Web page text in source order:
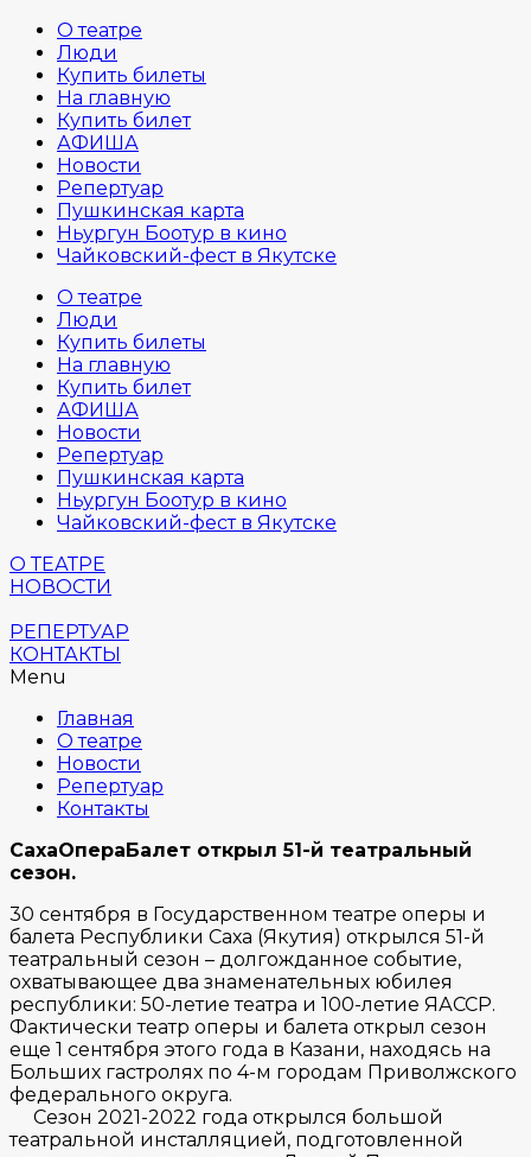
О театре
Люди
Купить билеты
На главную
Купить билет
АФИША
Новости
Репертуар
Пушкинская карта
Ньургун Боотур в кино
Чайковский-фест в Якутске
О театре
Люди
Купить билеты
На главную
Купить билет
АФИША
Новости
Репертуар
Пушкинская карта
Ньургун Боотур в кино
Чайковский-фест в Якутске
О ТЕАТРЕ
НОВОСТИ
РЕПЕРТУАР
КОНТАКТЫ
Menu
Главная
О театре
Новости
Репертуар
Контакты
СахаОпераБалет открыл 51-й театральный
сезон.
30 сентября в Государственном театре оперы и
балета Республики Саха (Якутия) открылся 51-й
театральный сезон – долгожданное событие,
охватывающее два знаменательных юбилея
республики: 50-летие театра и 100-летие ЯАССР.
Фактически театр оперы и балета открыл сезон
еще 1 сентября этого года в Казани, находясь на
Больших гастролях по 4-м городам Приволжского
федерального округа.
Сезон 2021-2022 года открылся большой
театральной инсталляцией, подготовленной